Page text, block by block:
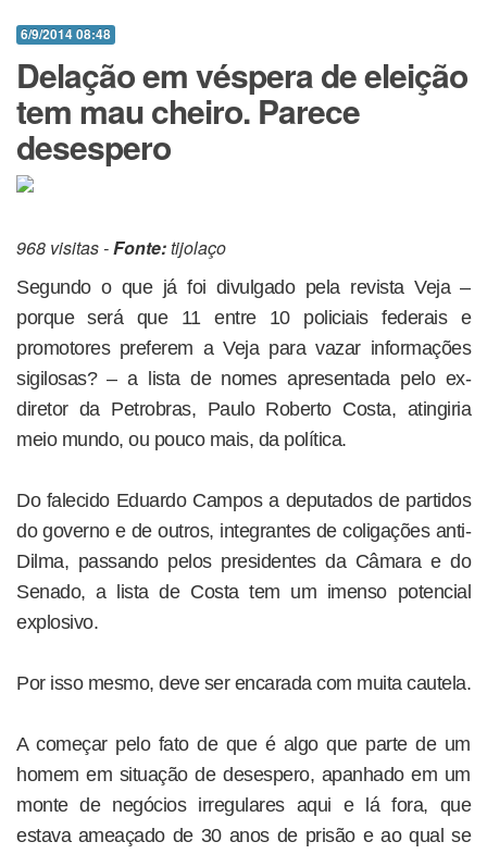
6/9/2014 08:48
Delação em véspera de eleição
tem mau cheiro. Parece
desespero
968 visitas -Fonte:tijolaço
Segundo o que já foi divulgado pela revista Veja –
porque será que 11 entre 10 policiais federais e
promotores preferem a Veja para vazar informações
sigilosas? – a lista de nomes apresentada pelo ex-
diretor da Petrobras, Paulo Roberto Costa, atingiria
meio mundo, ou pouco mais, da política.
Do falecido Eduardo Campos a deputados de partidos
do governo e de outros, integrantes de coligações anti-
Dilma, passando pelos presidentes da Câmara e do
Senado, a lista de Costa tem um imenso potencial
explosivo.
Por isso mesmo, deve ser encarada com muita cautela.
A começar pelo fato de que é algo que parte de um
homem em situação de desespero, apanhado em um
monte de negócios irregulares aqui e lá fora, que
estava ameaçado de 30 anos de prisão e ao qual se